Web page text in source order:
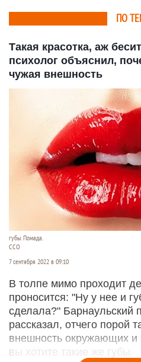
ПО
Такая красотка, аж
психолог объяснил,
чужая внешность
губы. Помада.
ССО
7 сентября 2022 в 09:10
В толпе мимо проходит
проносится: "Ну у нее и
сделала?" Барнаульский
рассказал, отчего порой
внешность окружающих и
вы хотите такие же губы.